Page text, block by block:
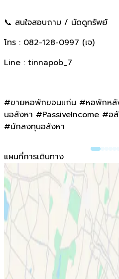
📞 สนใจสอบถาม / นัดดูทรัพย์
โทร : 082-128-0997 (เจ)
Line : tinnapob_7
#ขายหอพักขอนแก่น #หอพักห
นอสังหา #PassiveIncome #อ
#นักลงทุนอสังหา
แผนที่การเดินทาง